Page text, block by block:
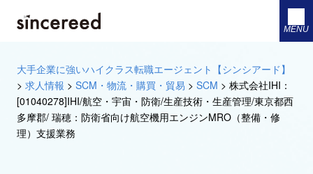
MENU
大手企業に強いハイクラス転職エージェント【シンシアード】
> 求人情報 > SCM・物流・購買・貿易 > SCM > 株式会社IHI：
[01040278]IHI/航空・宇宙・防衛/生産技術・生産管理/東京都西
多摩郡/ 瑞穂：防衛省向け航空機用エンジンMRO（整備・修
理）支援業務